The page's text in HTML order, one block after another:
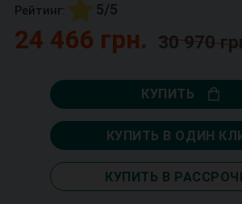
Рейтинг: 5/5
24 466 грн. 30 970
КУПИТЬ
КУПИТЬ В ОДИН
КУПИТЬ В